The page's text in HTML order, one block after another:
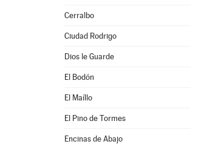
Cerralbo
Ciudad Rodrigo
Dios le Guarde
El Bodón
El Maíllo
El Pino de Tormes
Encinas de Abajo